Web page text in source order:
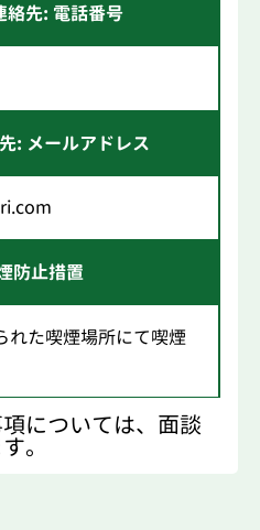
絡先: 電話番号
: メールアドレス
防止措置
れた喫煙場所にて喫煙
については、面談
。